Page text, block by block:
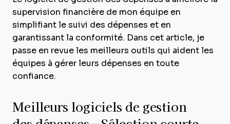
supervision financière de mon équipe en
simplifiant le suivi des dépenses et en
garantissant la conformité. Dans cet article, je
passe en revue les meilleurs outils qui aident les
équipes à gérer leurs dépenses en toute
confiance.
Meilleurs logiciels de gestion